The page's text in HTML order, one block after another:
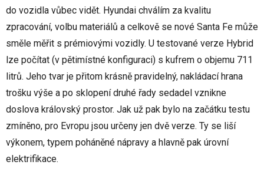
do vozidla vůbec vidět. Hyundai chválím za kvalitu
zpracování, volbu materiálů a celkově se nové Santa Fe může
směle měřit s prémiovými vozidly. U testované verze Hybrid
lze počítat (v pětimístné konfiguraci) s kufrem o objemu 711
litrů. Jeho tvar je přitom krásně pravidelný, nakládací hrana
trošku výše a po sklopení druhé řady sedadel vznikne
doslova královský prostor. Jak už pak bylo na začátku testu
zmíněno, pro Evropu jsou určeny jen dvě verze. Ty se liší
výkonem, typem poháněné nápravy a hlavně pak úrovní
elektrifikace.